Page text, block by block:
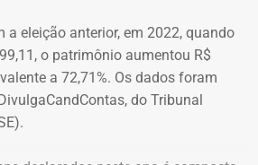
a eleição anterior, em 2022, quando
o patrimônio aumentou R$
a 72,71%. Os dados foram
do Tribunal